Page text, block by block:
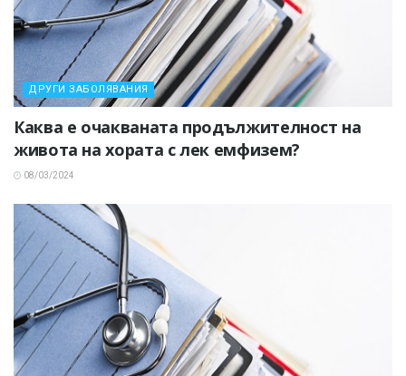
ДРУГИ ЗАБОЛЯВАНИЯ
Каква е очакваната продължителност на
живота на хората с лек емфизем?
08/03/2024